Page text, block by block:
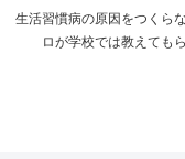
生活習慣病の原因をつくら
ロが学校では教えても